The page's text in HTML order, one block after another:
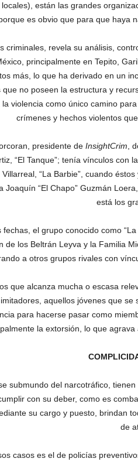
están las grandes
es obvio que para que haya
criminales, revela su análisis,
principalmente en Tepito,
más, lo que ha derivado en un
que no poseen la estructura y
la violencia como único camino
crímenes y hechos violentos
presidente de InsightCrim,
“El Tanque”; tenía vínculos con
Villarreal, “La Barbie”, cuando
Joaquín “El Chapo” Guzmán
está los
fechas, el grupo conocido como
de los Beltrán Leyva y la Familia
a otros grupos rivales con
que alcanza mucha o escasa
aquellos jóvenes que
para hacerse pasar como
la extorsión, lo que
submundo del narcotráfico,
con su deber, como es
su cargo y puesto, brindan
de
casos es el de policías